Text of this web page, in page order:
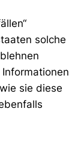
solche
sie diese